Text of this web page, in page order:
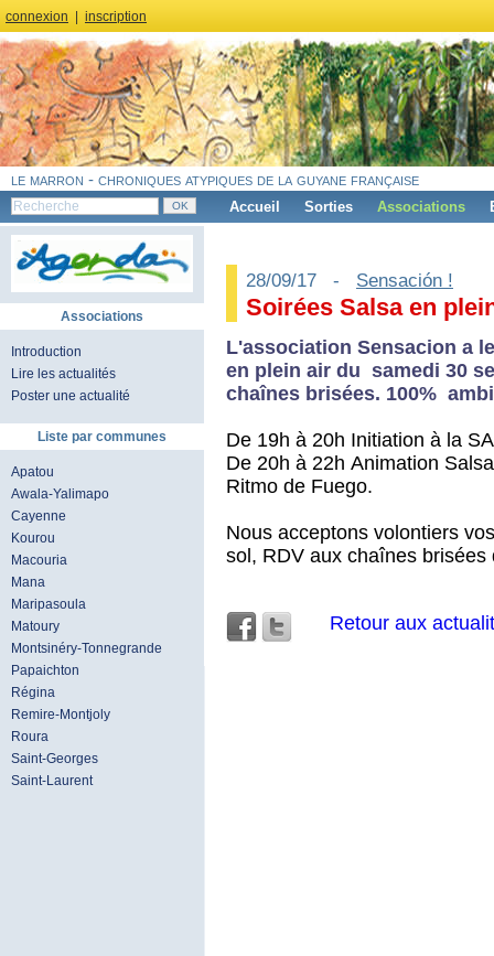
connexion inscription
le marron - chroniques atypiques de la guyane française
Accueil Sorties Associations
Associations
Introduction
Lire les actualités
Poster une actualité
Liste par communes
Apatou
Awala-Yalimapo
Cayenne
Kourou
Macouria
Mana
Maripasoula
Matoury
Montsinéry-Tonnegrande
Papaichton
Régina
Remire-Montjoly
Roura
Saint-Georges
Saint-Laurent
28/09/17 - Sensación !
Soirées Salsa en
L'association Sensacion a
en plein air du samedi 30
chaînes brisées. 100%
De 19h à 20h Initiation à la
De 20h à 22h Animation
Ritmo de Fuego.
Nous acceptons volontiers
sol, RDV aux chaînes brisées
Retour aux